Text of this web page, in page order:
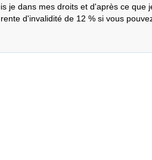
je dans mes droits et d'après ce que
d'invalidité de 12 % si vous